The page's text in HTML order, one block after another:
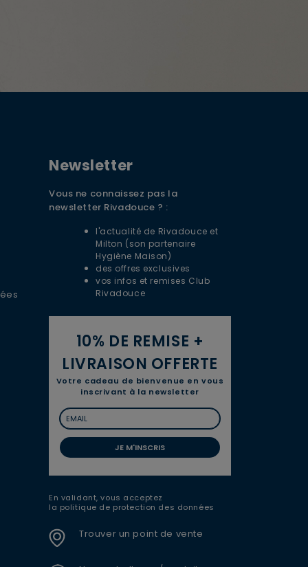
REMISE + LIVRAISON
vous à la newsletter Rivadouce pour
conseils d'experts, nos actualités et
S'ABONNER
Newsletter
Vous ne connaissez pas la
newsletter Rivadouce ? :
l'actualité de Rivadouce et
Milton (son partenaire
Hygiène Maison)
des offres exclusives
vos infos et remises Club
Rivadouce
10% DE REMISE +
LIVRAISON OFFERTE
Votre cadeau de bienvenue en vous
inscrivant à la newsletter
JE M'INSCRIS
En validant, vous acceptez
la politique de protection des données
Trouver un point de vente